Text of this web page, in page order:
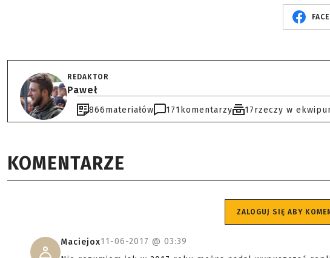
REDAKTOR
Paweł
866materiałów 171 komentarzy 17rzeczy w
KOMENTARZE
ZALOGUJ SIĘ ABY
Maciejox11-06-2017 @ 03:39